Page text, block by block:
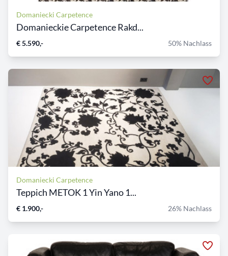
Domaniecki Carpetence
Domanieckie Carpetence Rakd...
€ 5.590,- 50% Nachlass
Domaniecki Carpetence
Teppich METOK 1 Yin Yano 1...
€ 1.900,- 26% Nachlass